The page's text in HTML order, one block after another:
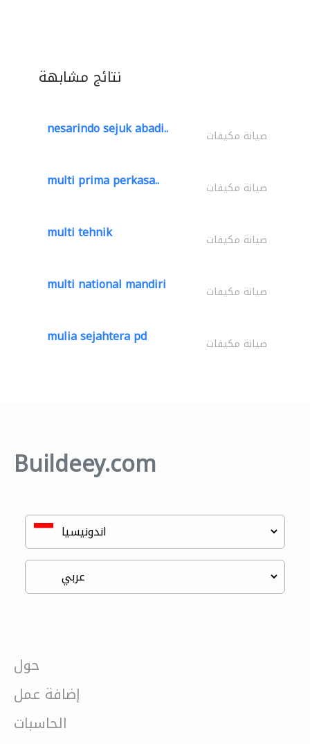
نتائج مشابهة
nesarindo sejuk abadi.. صيانة مكيفات
multi prima perkasa.. صيانة مكيفات
multi tehnik صيانة مكيفات
multi national mandiri صيانة مكيفات
mulia sejahtera pd صيانة مكيفات
Buildeey.com
حول
إضافة عمل
الحاسبات